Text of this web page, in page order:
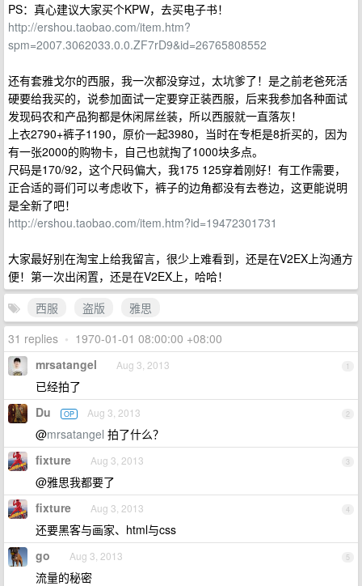
PS：真心建议大家买个KPW，去买电子书！
http://ershou.taobao.com/item.htm?
spm=2007.3062033.0.0.ZF7rD9&id=26765808552
还有套雅戈尔的西服，我一次都没穿过，太坑爹了！是之前老爸死活
硬要给我买的，说参加面试一定要穿正装西服，后来我参加各种面试
发现码农和产品狗都是休闲屌丝装，所以西服就一直落灰！
上衣2790+裤子1190，原价一起3980，当时在专柜是8折买的，因为
有一张2000的购物卡，自己也就掏了1000块多点。
尺码是170/92，这个尺码偏大，我175 125穿着刚好！有工作需要，
正合适的哥们可以考虑收下，裤子的边角都没有去卷边，这更能说明
是全新了吧！
http://ershou.taobao.com/item.htm?id=19472301731
大家最好别在淘宝上给我留言，很少上难看到，还是在V2EX上沟通方
便！第一次出闲置，还是在V2EX上，哈哈！
西服
盗版
雅思
31 replies • 1970-01-01 08:00:00 +08:00
1
mrsatangel Aug 3, 2013
已经拍了
2
Du OP Aug 3, 2013
@mrsatangel 拍了什么？
3
fixture Aug 3, 2013
@雅思我都要了
4
fixture Aug 3, 2013
还要黑客与画家、html与css
5
go Aug 3, 2013
流量的秘密